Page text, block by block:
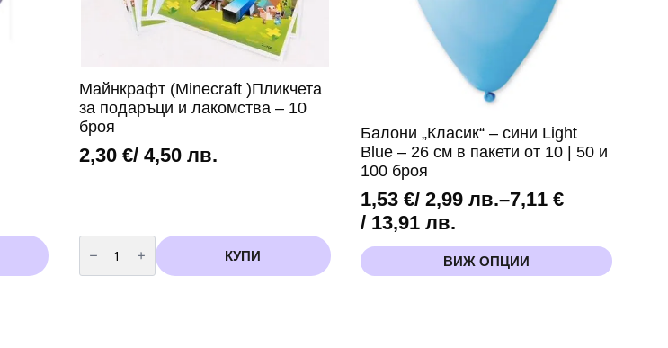
Майнкрафт (Minecraft )Пликчета
за подаръци и лакомства – 10
броя
2,30 €/ 4,50 лв.
количество
за
Майнкрафт
(Minecraft
КУПИ
Балони „Класик“ – сини Light
Blue – 26 см в пакети от 10 | 50 и
100 броя
1,53€/ 2,99 лв.–7,11€
/ 13,91 лв.
Price
range:
1,53 €
ВИЖ ОПЦИИ
This
product